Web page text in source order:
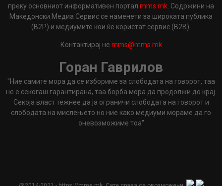
преку основниот информативен портал mms.mk . Содржини на
Македонски Медиа Сервис се наменети за широката публика
(B2P) и медиумите кои ќе користат сервис (B2B).
Контактирај не mms@mms.mk
Горан Гаврилов
"Ние самите мора да се избориме за слободата на говорот, таа
не е секогаш гарантирана, таа борба мора да продолжи до крај.
Секоја власт тежнее да ја ограничи слободата на говорот и
слободата на мислењето но ние како медиуми мораме да го
оневозможиме тоа"